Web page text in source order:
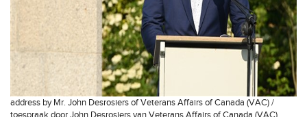
address by Mr. John Desrosiers of Veterans Affairs of Canada (VAC) /